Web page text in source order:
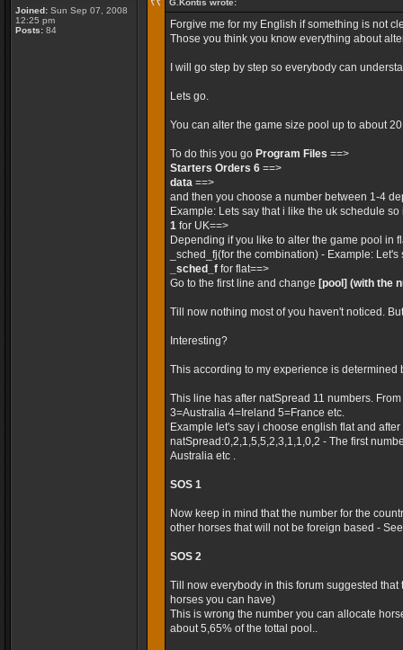
Joined: Sun Sep 07, 2008
12:25 pm
Posts: 84
G.Kontis wrote:
Forgive me for my English if something is not
Those you think you know everything about
I will go step by step so everybody can
Lets go.
You can alter the game size pool up to about
To do this you go Program Files ==>
Starters Orders 6 ==>
data ==>
and then you choose a number between 1-4
Example: Lets say that i like the uk schedule so
1 for UK==>
Depending if you like to alter the game pool in
_sched_fj(for the combination) - Example:
_sched_f for flat==>
Go to the first line and change [pool] (with the
Till now nothing most of you haven't noticed.
Interesting?
This according to my experience is
This line has after natSpread 11 numbers.
3=Australia 4=Ireland 5=France etc.
Example let's say i choose english flat and
natSpread:0,2,1,5,5,2,3,1,1,0,2 - The first
Australia etc .
SOS 1
Now keep in mind that the number for the
other horses that will not be foreign based -
SOS 2
Till now everybody in this forum suggested
horses you can have)
This is wrong the number you can allocate
about 5,65% of the tottal pool..